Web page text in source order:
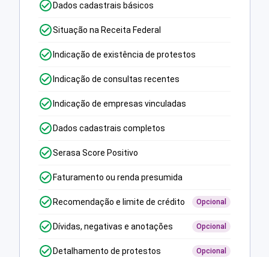
Dados cadastrais básicos
Situação na Receita Federal
Indicação de existência de protestos
Indicação de consultas recentes
Indicação de empresas vinculadas
Dados cadastrais completos
Serasa Score Positivo
Faturamento ou renda presumida
Recomendação e limite de crédito Opcional
Dívidas, negativas e anotações Opcional
Detalhamento de protestos Opcional